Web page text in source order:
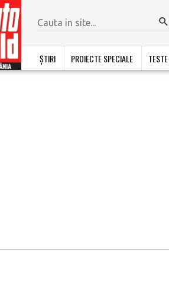
ȘTIRI PROIECTE SPECIALE TESTE